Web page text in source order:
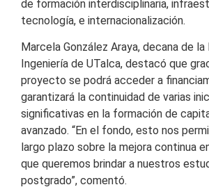
de formación interdisciplinaria,
tecnología, e internacionalización.
Marcela González Araya, decana de
Ingeniería de UTalca, destacó que
proyecto se podrá acceder a
garantizará la continuidad de varias
significativas en la formación de
avanzado. “En el fondo, esto nos
largo plazo sobre la mejora continua
que queremos brindar a nuestros
postgrado”, comentó.